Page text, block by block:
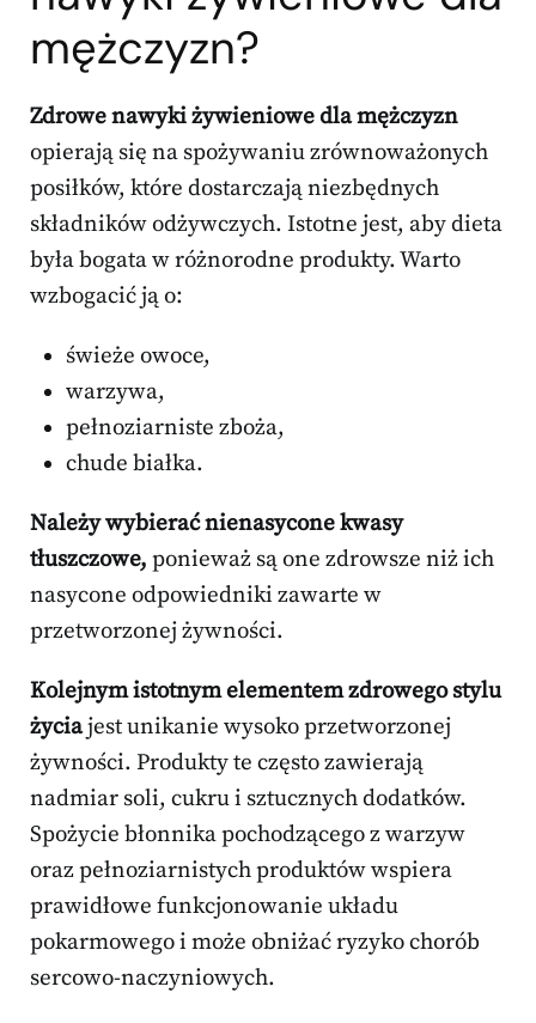
mężczyzn?
Zdrowe nawyki żywieniowe dla mężczyzn
opierają się na spożywaniu zrównoważonych
posiłków, które dostarczają niezbędnych
składników odżywczych. Istotne jest, aby dieta
była bogata w różnorodne produkty. Warto
wzbogacić ją o:
świeże owoce,
warzywa,
pełnoziarniste zboża,
chude białka.
Należy wybierać nienasycone kwasy
tłuszczowe, ponieważ są one zdrowsze niż ich
nasycone odpowiedniki zawarte w
przetworzonej żywności.
Kolejnym istotnym elementem zdrowego stylu
życiajest unikanie wysoko przetworzonej
żywności. Produkty te często zawierają
nadmiar soli, cukru i sztucznych dodatków.
Spożycie błonnika pochodzącego z warzyw
oraz pełnoziarnistych produktów wspiera
prawidłowe funkcjonowanie układu
pokarmowego i może obniżać ryzyko chorób
sercowo-naczyniowych.